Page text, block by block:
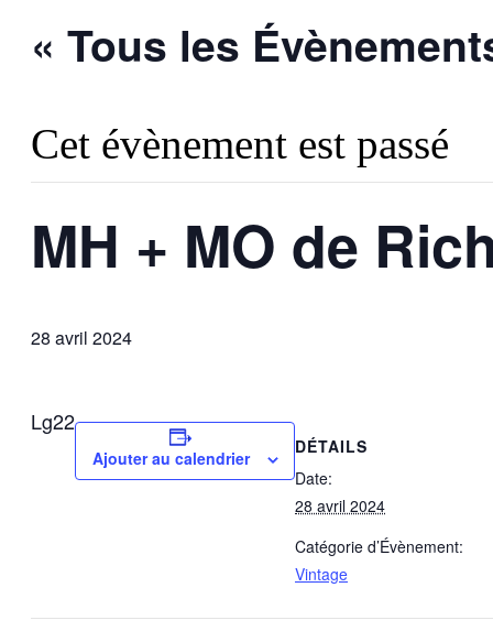
« Tous les
Cet évènement est passé
MH + MO de
28 avril 2024
Lg22
Ajouter au calendrier
DÉTAILS
Date:
28 avril 2024
Catégorie d’Évènement:
Vintage